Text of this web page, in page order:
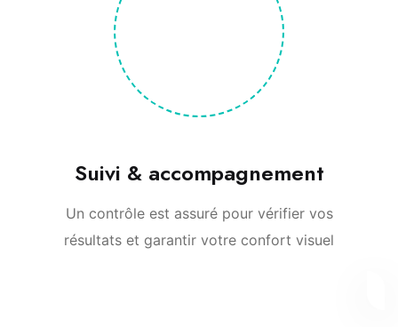
Suivi & accompagnement
Un contrôle est assuré pour vérifier vos
résultats et garantir votre confort visuel